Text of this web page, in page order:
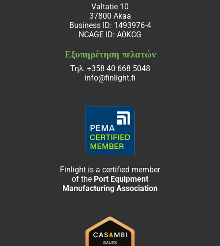
Valtatie 10
37800 Akaa
Business ID: 1493976-4
NCAGE ID: A0KCG
Εξυπηρέτηση πελατών
Τηλ. +358 40 668 5048
info@finlight.fi
Finlight is a certified member
of the Port Equipment
Manufacturing Association